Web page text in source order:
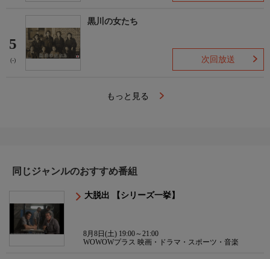
5
(-)
黒川の女たち
次回放送
もっと見る
同じジャンルのおすすめ番組
大脱出 【シリーズ一挙】
8月8日(土) 19:00～21:00
WOWOWプラス 映画・ドラマ・スポーツ・音楽